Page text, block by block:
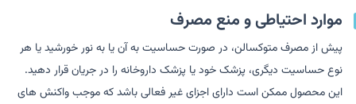
موارد احتیاطی و منع مصرف
پیش از مصرف متوکسالن، در صورت حساسیت به آن یا به نور خورشید یا هر
نوع حساسیت دیگری، پزشک خود یا پزشک داروخانه را در جریان قرار دهید.
این محصول ممکن است دارای اجزای غیر فعالی باشد که موجب واکنش های